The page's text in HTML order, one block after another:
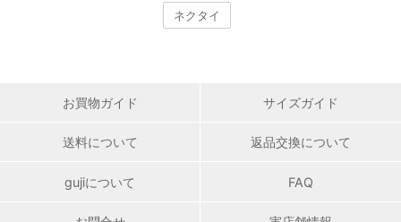
ネクタイ
お買物ガイド サイズガイド
送料について 返品交換について
gujiについて FAQ